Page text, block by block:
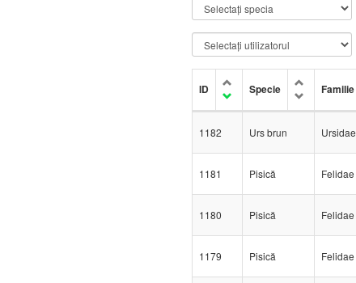
ID Specie Familie
1182 Urs brun Ursidae
1181 Pisică Felidae
1180 Pisică Felidae
1179 Pisică Felidae